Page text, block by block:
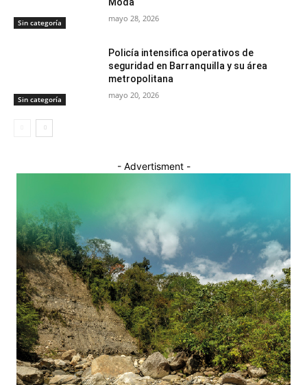
Sin categoría
Moda
mayo 28, 2026
Sin categoría
Policía intensifica operativos de
seguridad en Barranquilla y su área
metropolitana
mayo 20, 2026
- Advertisment -